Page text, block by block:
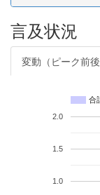
言及状況
変動（ピーク前後
合
1.0
1.5
2.0